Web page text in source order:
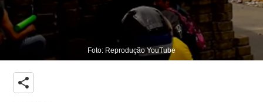
Foto: Reprodução YouTube
share